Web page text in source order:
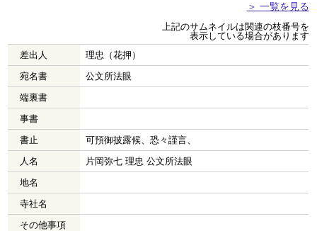
＞ 一覧を見る
上記のサムネイルは関連の枝番号を
表示している場合があります
差出人
理忠（花押）
宛名書
公文所法眼
端裏書
事書
書止
可預御披露候、恐々謹言、
人名
片岡弥七 理忠 公文所法眼
地名
寺社名
その他事項